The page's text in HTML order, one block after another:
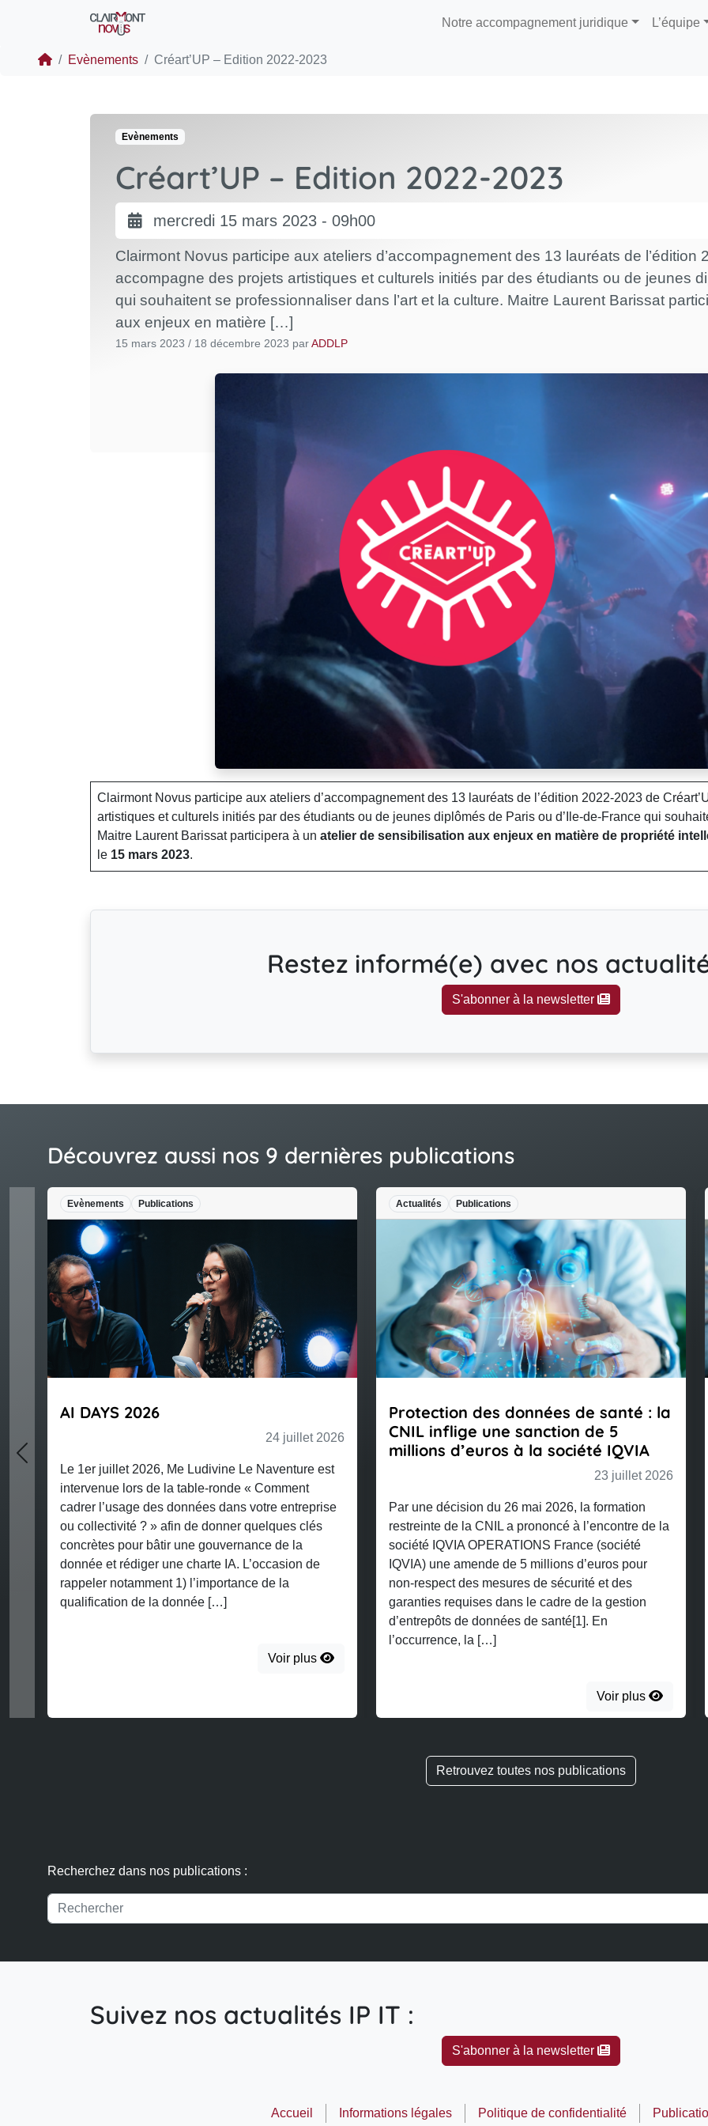
Notre accompagnement juridique L’équipe
Evènements Créart’UP – Edition 2022-2023
Evènements
Créart’UP – Edition 2022-2023
mercredi 15 mars 2023 - 09h00
Clairmont Novus participe aux ateliers d’accompagnement des 13 lauréats de l’édition
accompagne des projets artistiques et culturels initiés par des étudiants ou de jeunes
qui souhaitent se professionnaliser dans l’art et la culture. Maitre Laurent Barissat
aux enjeux en matière […]
15 mars 2023 / 18 décembre 2023 parADDLP
Clairmont Novus participe aux ateliers d’accompagnement des 13 lauréats de l’édition 2022-2023 de
artistiques et culturels initiés par des étudiants ou de jeunes diplômés de Paris ou d’Ile-de-France qui
Maitre Laurent Barissat participera à un atelier de sensibilisation aux enjeux en matière de propriété
le 15 mars 2023.
Restez informé(e) avec nos
S'abonner à la newsletter
Découvrez aussi nos 9 dernières publications
Publications
2026
2026, Me Ludivine Le Naventure est
lors de la table-ronde « Comment
des données dans votre entreprise
? » afin de donner quelques clés
pour bâtir une gouvernance de la
et rédiger une charte IA. L’occasion de
notamment 1) l’importance de la
de la donnée […]
Publications
Protection des données de santé : la
CNIL inflige une sanction de 5
millions d’euros à la société IQVIA
Par une décision du 26 mai 2026, la formation
restreinte de la CNIL a prononcé à l’encontre de la
société IQVIA OPERATIONS France (société
IQVIA) une amende de 5 millions d’euros pour
non-respect des mesures de sécurité et des
garanties requises dans le cadre de la gestion
d’entrepôts de données de santé[1]. En
l’occurrence, la […]
revente
prouver un
Dans un arrêt
Paris a
la propriété
déchéance
marque, au
d’occasion ne
nature à faire
Previous
Retrouvez toutes nos publications
Recherchez dans nos publications :
Suivez nos actualités IP IT :
S'abonner à la newsletter
Accueil Informations légales Politique de confidentialité